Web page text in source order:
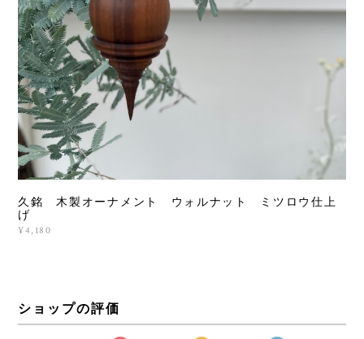
久銘 木製オーナメント ウォルナット ミツロウ仕上
げ
¥4,180
ショップの評価